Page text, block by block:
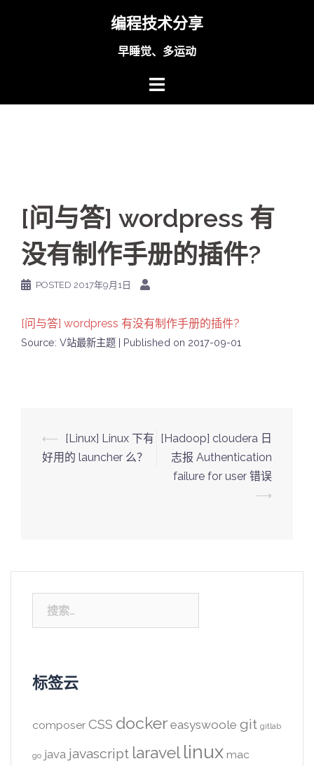
编程技术分享
早睡觉、多运动
[问与答] wordpress 有
没有制作手册的插件?
POSTED 2017年9月1日
[问与答] wordpress 有没有制作手册的插件?
Source: V站最新主题 Published on 2017-09-01
Post
navigation
⟵
[Linux] Linux 下有
好用的 launcher 么？
[Hadoop] cloudera 日
志报 Authentication
failure for user 错误
⟶
索：
标签云
composer CSS docker easyswoole git gitlab
go java javascript laravel linux mac